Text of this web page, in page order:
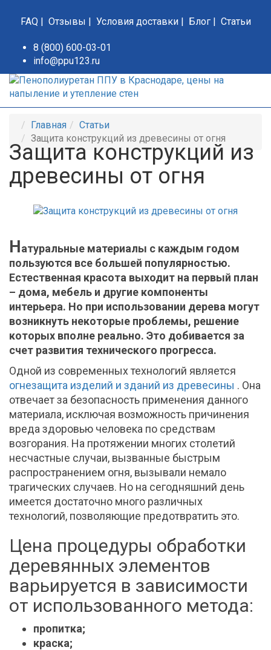
FAQ| Отзывы | Условия доставки| Блог| Статьи
8 (800) 600-03-01
info@ppu123.ru
Главная
Статьи
Защита конструкций из древесины от огня
Защита конструкций из
древесины от огня
Натуральные материалы с каждым годом
пользуются все большей популярностью.
Естественная красота выходит на первый план
– дома, мебель и другие компоненты
интерьера. Но при использовании дерева могут
возникнуть некоторые проблемы, решение
которых вполне реально. Это добивается за
счет развития технического прогресса.
Одной из современных технологий является
огнезащита изделий и зданий из древесины . Она
отвечает за безопасность применения данного
материала, исключая возможность причинения
вреда здоровью человека по средствам
возгорания. На протяжении многих столетий
несчастные случаи, вызванные быстрым
распространением огня, вызывали немало
трагических случаев. Но на сегодняшний день
имеется достаточно много различных
технологий, позволяющие предотвратить это.
Цена процедуры обработки
деревянных элементов
варьируется в зависимости
от использованного метода:
пропитка;
краска;